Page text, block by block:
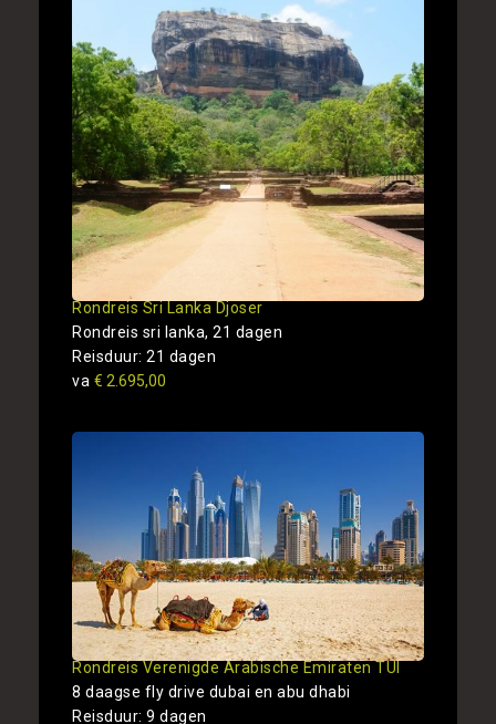
Rondreis Sri Lanka Djoser
Rondreis sri lanka, 21 dagen
Reisduur: 21 dagen
va € 2.695,00
Rondreis Verenigde Arabische Emiraten TUI
8 daagse fly drive dubai en abu dhabi
Reisduur: 9 dagen